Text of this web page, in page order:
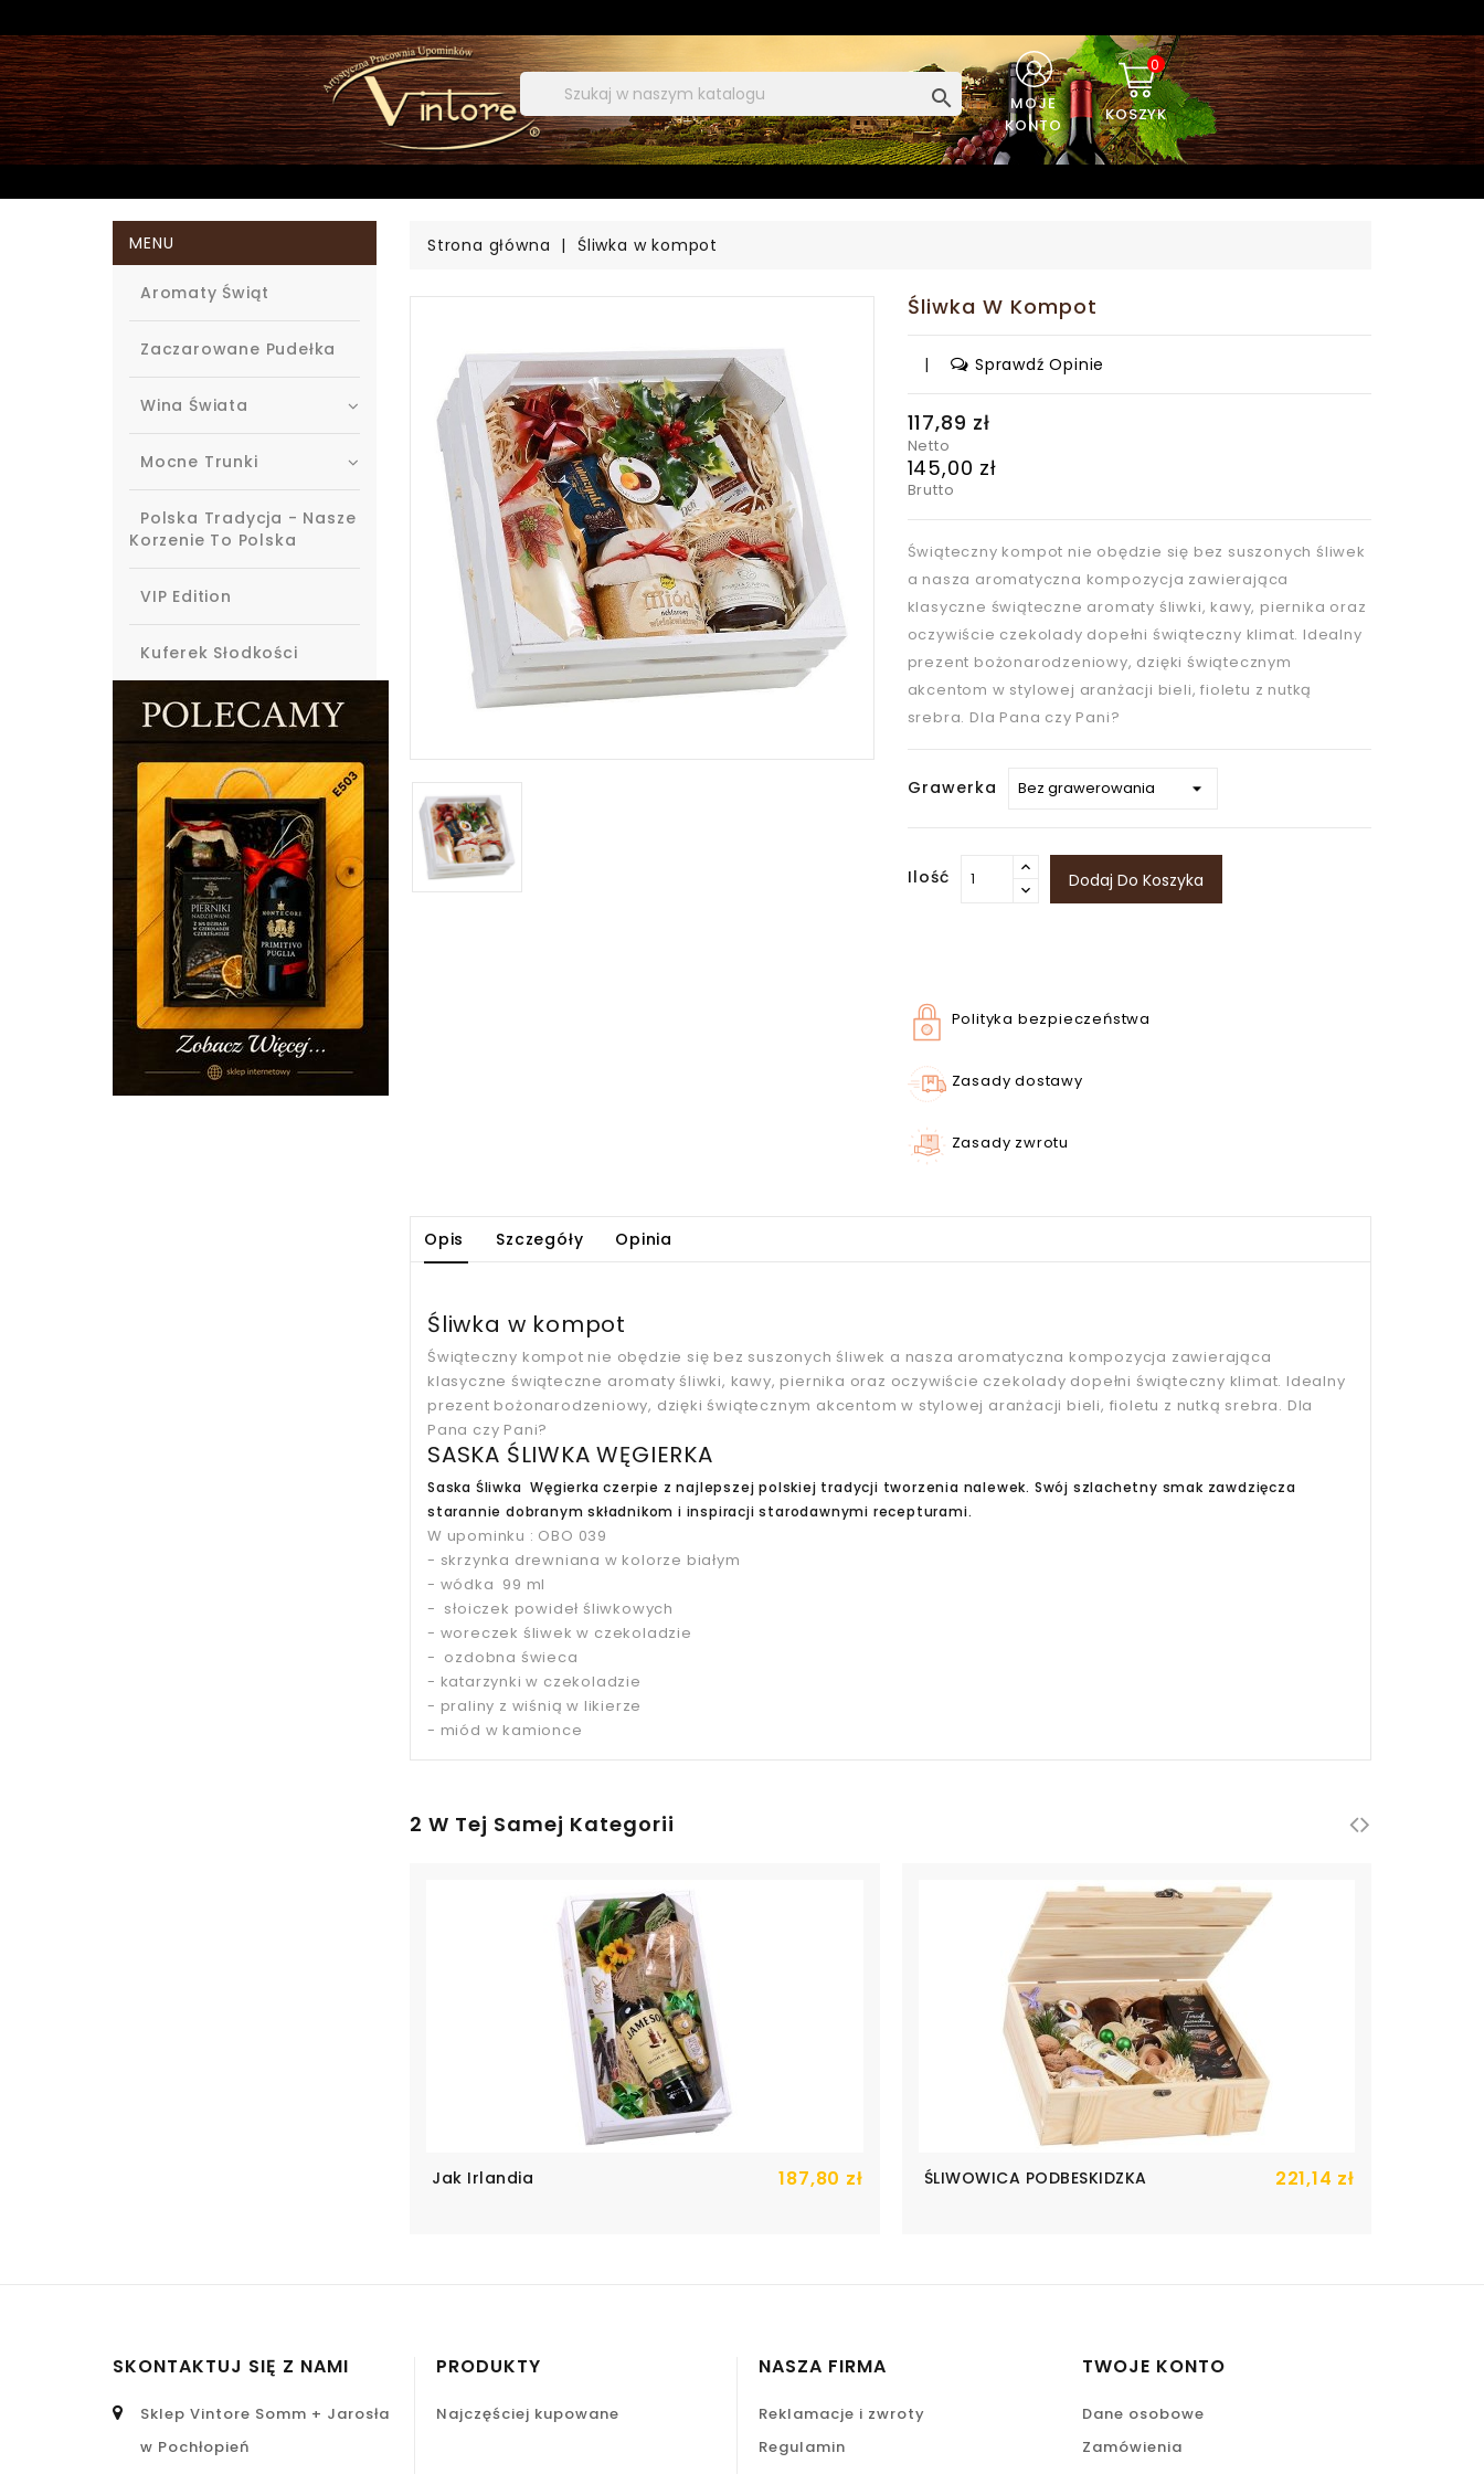

MOJE
KONTO
0
KOSZYK
MENU
Aromaty Świąt
Zaczarowane Pudełka
Wina Świata
Mocne Trunki
Polska Tradycja - Nasze
Korzenie To Polska
VIP Edition
Kuferek Słodkości
Strona główna Śliwka w kompot
Śliwka W Kompot
| Sprawdź Opinie
117,89 zł
Netto
145,00 zł
Brutto
Świąteczny kompot nie obędzie się bez suszonych śliwek
a nasza aromatyczna kompozycja zawierająca
klasyczne świąteczne aromaty śliwki, kawy, piernika oraz
oczywiście czekolady dopełni świąteczny klimat. Idealny
prezent bożonarodzeniowy, dzięki świątecznym
akcentom w stylowej aranżacji bieli, fioletu z nutką
srebra. Dla Pana czy Pani?
Grawerka
Ilość Dodaj Do Koszyka
Polityka bezpieczeństwa
Zasady dostawy
Zasady zwrotu
Opis Szczegóły Opinia
Śliwka w kompot
Świąteczny kompot nie obędzie się bez suszonych śliwek a nasza aromatyczna kompozycja zawierająca
klasyczne świąteczne aromaty śliwki, kawy, piernika oraz oczywiście czekolady dopełni świąteczny klimat. Idealny
prezent bożonarodzeniowy, dzięki świątecznym akcentom w stylowej aranżacji bieli, fioletu z nutką srebra. Dla
Pana czy Pani?
SASKA ŚLIWKA WĘGIERKA
Saska Śliwka Węgierka czerpie z najlepszej polskiej tradycji tworzenia nalewek. Swój szlachetny smak zawdzięcza
starannie dobranym składnikom i inspiracji starodawnymi recepturami.
W upominku : OBO 039
- skrzynka drewniana w kolorze białym
- wódka 99 ml
- słoiczek powideł śliwkowych
- woreczek śliwek w czekoladzie
- ozdobna świeca
- katarzynki w czekoladzie
- praliny z wiśnią w likierze
- miód w kamionce
2 W Tej Samej Kategorii
Jak Irlandia 187,80 złCena ŚLIWOWICA PODBESKIDZKA 221,14 złCena
SKONTAKTUJ SIĘ Z NAMI
Sklep Vintore Somm + Jarosła
w Pochłopień
PRODUKTY
Najczęściej kupowane
NASZA FIRMA
Reklamacje i zwroty
Regulamin
TWOJE KONTO
Dane osobowe
Zamówienia